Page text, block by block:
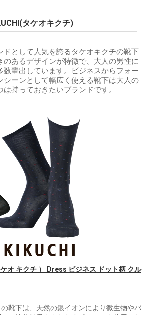
タケオキクチ)
ドとして人気を誇るタケオキクチの靴下
のあるデザインが特徴で、大人の男性に
数輩出しています。ビジネスからフォー
シーンとして幅広く使える靴下は大人の
持っておきたいブランドです。
オ キクチ ） Dress ビジネス ドット柄 クル
靴下は、天然の銀イオンにより微生物やバ